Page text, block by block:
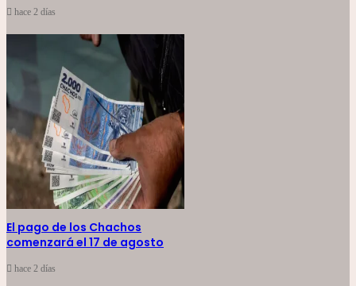
hace 2 días
El pago de los Chachos
comenzará el 17 de agosto
hace 2 días